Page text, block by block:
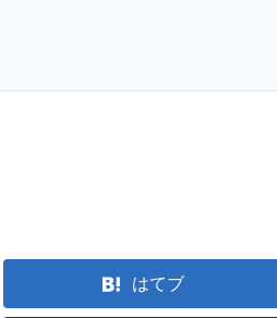
はてブ